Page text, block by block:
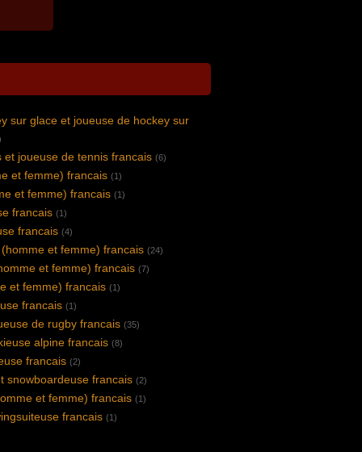
sur glace et joueuse de hockey sur
et joueuse de tennis francais (6)
et femme) francais (1)
et femme) francais (1)
francais (1)
francais (4)
et femme) francais (24)
et femme) francais (7)
et femme) francais (1)
francais (1)
de rugby francais (35)
alpine francais (8)
francais (2)
snowboardeuse francais (2)
et femme) francais (1)
francais (1)